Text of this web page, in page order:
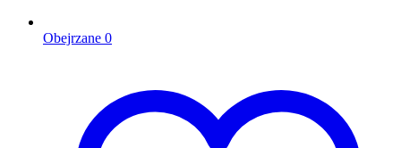
Obejrzane 0